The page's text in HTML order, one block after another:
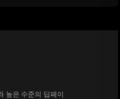
높은 수준의 딥페이